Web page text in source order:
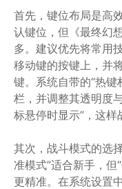
首先，键位布局是高
认键位，但《最终幻
多。建议优先将常用
移动键的按键上，并
键。系统自带的“热
栏，并调整其透明度
标悬停时显示”，这样
其次，战斗模式的选
准模式”适合新手，但
更精准。在系统设置